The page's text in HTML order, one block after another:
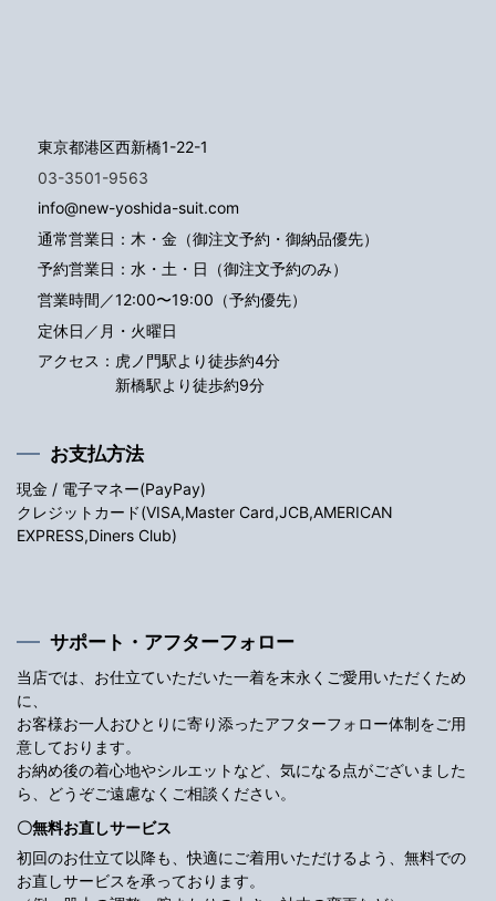
東京都港区西新橋1-22-1
03-3501-9563
info@new-yoshida-suit.com
通常営業日：木・金（御注文予約・御納品優先）
予約営業日：水・土・日（御注文予約のみ）
営業時間／12:00〜19:00（予約優先）
定休日／月・火曜日
アクセス： 虎ノ門駅より徒歩約4分
新橋駅より徒歩約9分
お支払方法
現金 / 電子マネー(PayPay)
クレジットカード(VISA,Master Card,JCB,AMERICAN
EXPRESS,Diners Club)
サポート・アフターフォロー
当店では、お仕立ていただいた一着を末永くご愛用いただくため
に、
お客様お一人おひとりに寄り添ったアフターフォロー体制をご用
意しております。
お納め後の着心地やシルエットなど、気になる点がございました
ら、どうぞご遠慮なくご相談ください。
〇無料お直しサービス
初回のお仕立て以降も、快適にご着用いただけるよう、無料での
お直しサービスを承っております。